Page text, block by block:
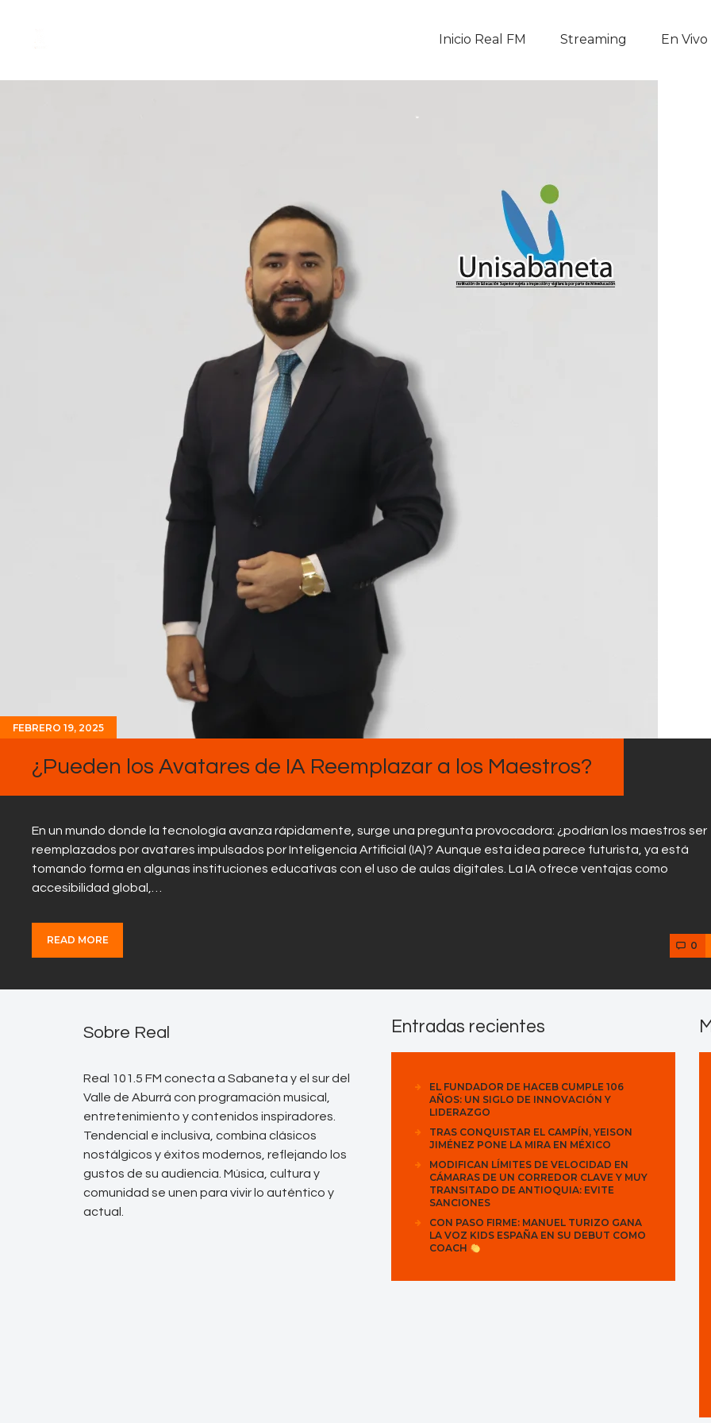
Inicio Real FM Streaming En Vivo
En Vivo
Contactos
FEBRERO 19, 2025
¿Pueden los Avatares de IA Reemplazar a los Maestros?
En un mundo donde la tecnología avanza rápidamente, surge una pregunta provocadora: ¿podrían los maestros ser
reemplazados por avatares impulsados por Inteligencia Artificial (IA)? Aunque esta idea parece futurista, ya está
tomando forma en algunas instituciones educativas con el uso de aulas digitales. La IA ofrece ventajas como
accesibilidad global,…
READ MORE 0
Sobre Real
Real 101.5 FM conecta a Sabaneta y el sur del
Valle de Aburrá con programación musical,
entretenimiento y contenidos inspiradores.
Tendencial e inclusiva, combina clásicos
nostálgicos y éxitos modernos, reflejando los
gustos de su audiencia. Música, cultura y
comunidad se unen para vivir lo auténtico y
actual.
Entradas recientes
EL FUNDADOR DE HACEB CUMPLE 106
AÑOS: UN SIGLO DE INNOVACIÓN Y
LIDERAZGO
TRAS CONQUISTAR EL CAMPÍN, YEISON
JIMÉNEZ PONE LA MIRA EN MÉXICO
MODIFICAN LÍMITES DE VELOCIDAD EN
CÁMARAS DE UN CORREDOR CLAVE Y MUY
TRANSITADO DE ANTIOQUIA: EVITE
SANCIONES
CON PASO FIRME: MANUEL TURIZO GANA
LA VOZ KIDS ESPAÑA EN SU DEBUT COMO
COACH